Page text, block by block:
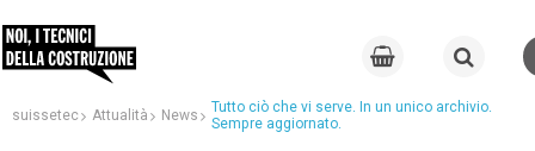
suissetec Attualità News
Tutto ciò che vi serve. In un unico archivio.
Sempre aggiornato.